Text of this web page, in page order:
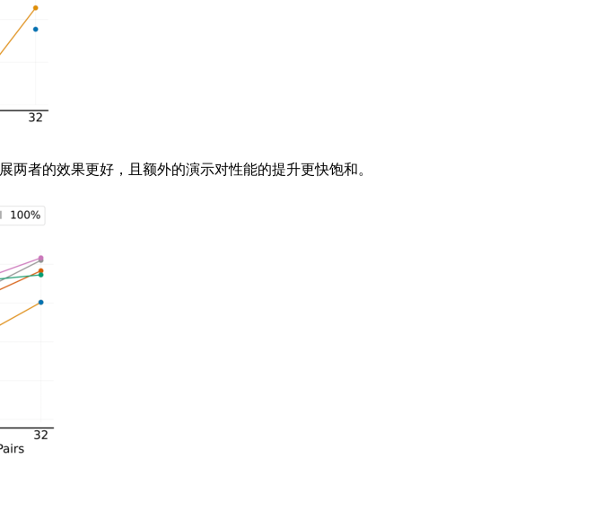
者的效果更好，且额外的演示对性能的提升更快饱和。